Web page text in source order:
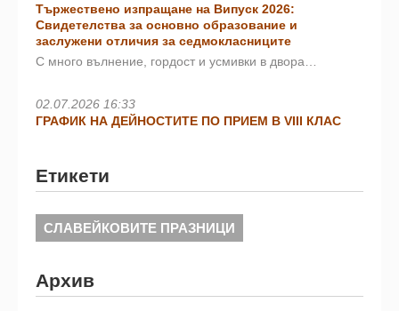
Тържествено изпращане на Випуск 2026:
Свидетелства за основно образование и
заслужени отличия за седмокласниците
С много вълнение, гордост и усмивки в двора…
02.07.2026 16:33
ГРАФИК НА ДЕЙНОСТИТЕ ПО ПРИЕМ В VIII КЛАС
Етикети
СЛАВЕЙКОВИТЕ ПРАЗНИЦИ
Архив